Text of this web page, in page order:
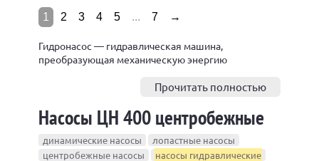
1 2 3 4 5 ... 7 →
Гидронасос — гидравлическая машина,
преобразующая механическую энергию
служащую для перемещения и создания напора
Прочитать полностью
Насосы ЦН 400 центробежные
динамические насосы
лопастные насосы
центробежные насосы
насосы гидравлические